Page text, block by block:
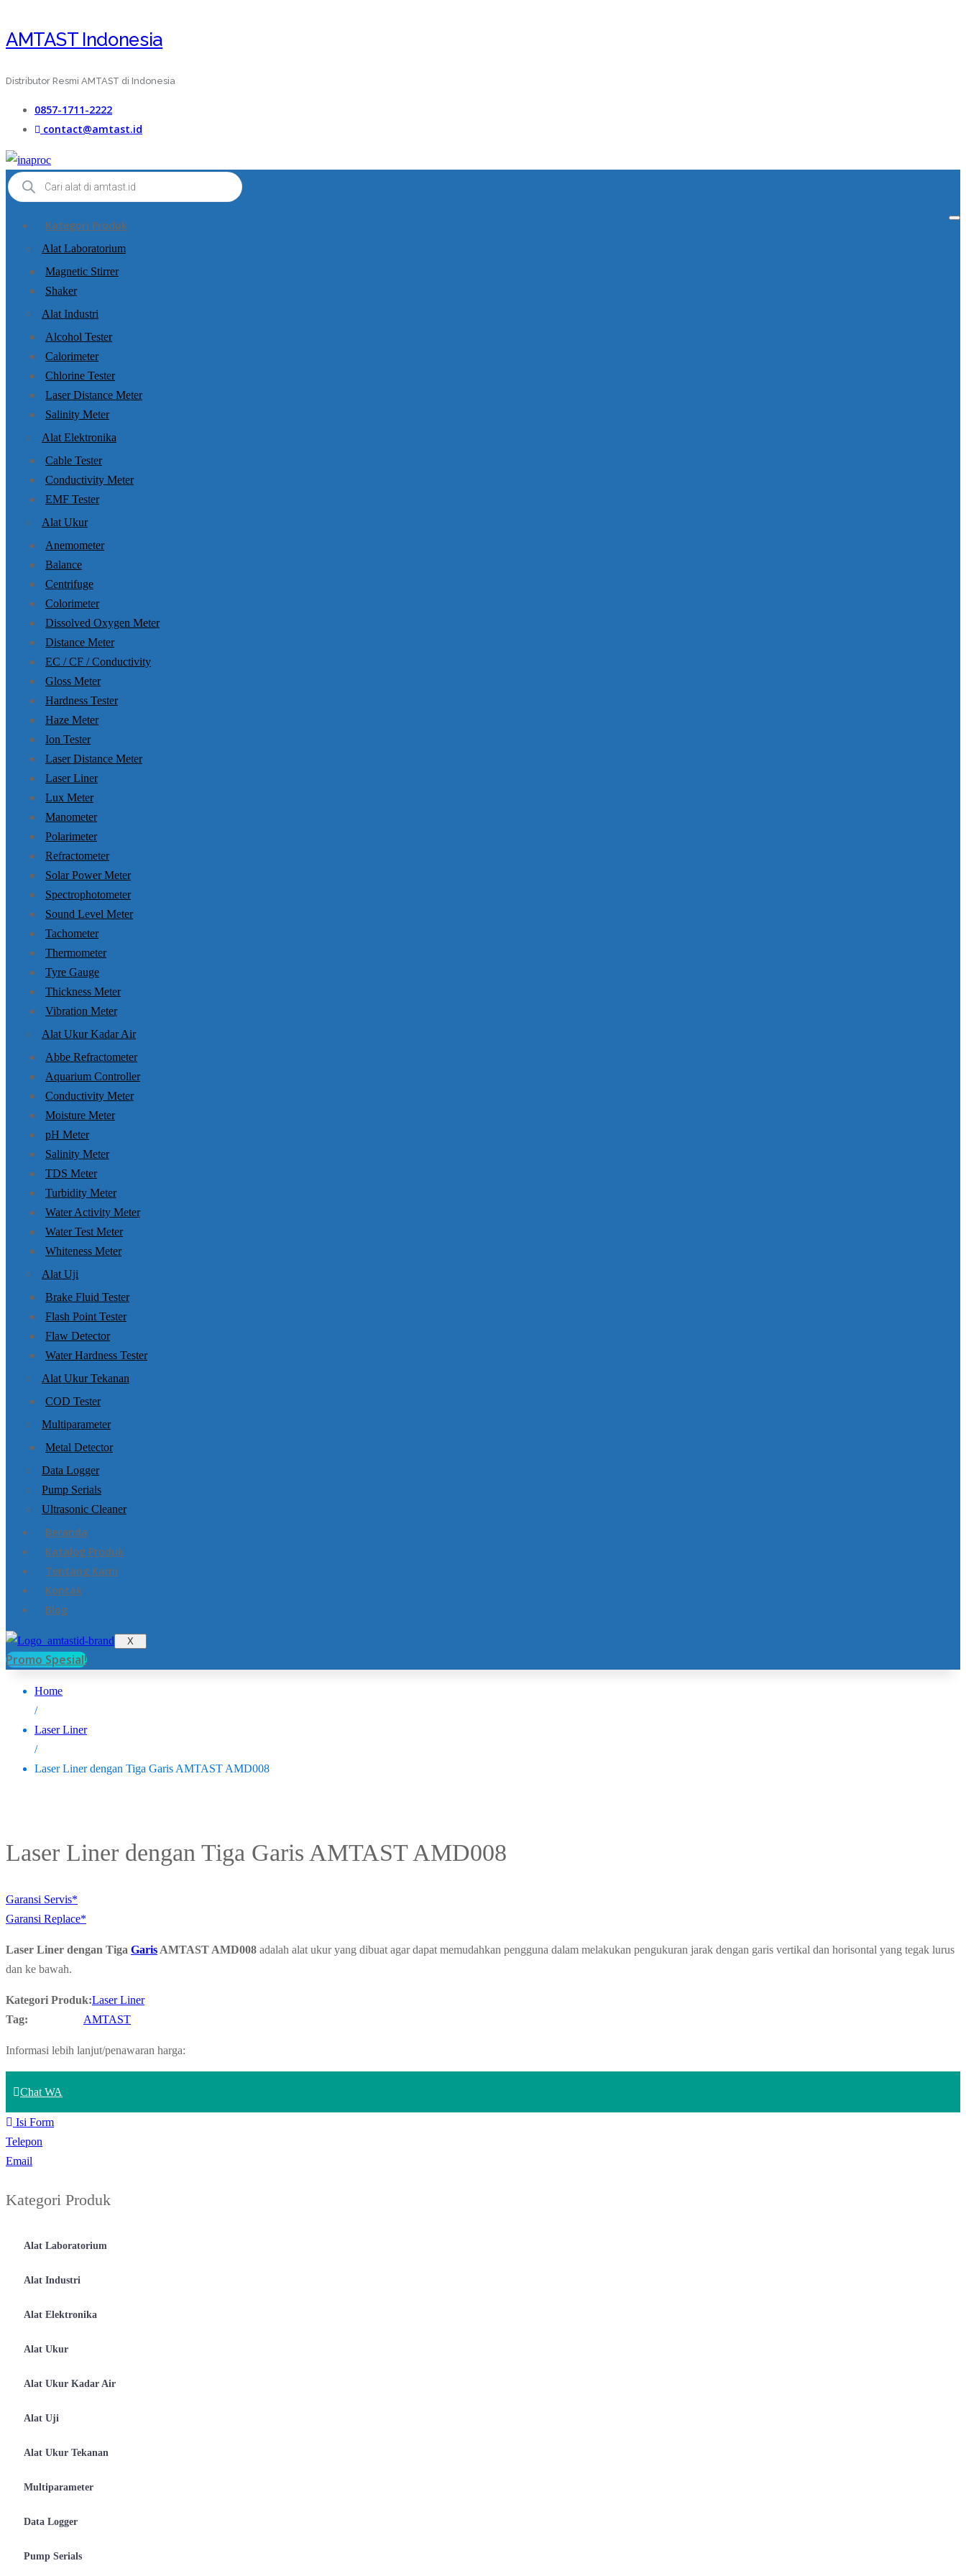
AMTAST Indonesia
Distributor Resmi AMTAST di Indonesia
0857-1711-2222
contact@amtast.id
Products
search
Kategori Produk
Alat Laboratorium
Magnetic Stirrer
Shaker
Alat Industri
Alcohol Tester
Calorimeter
Chlorine Tester
Laser Distance Meter
Salinity Meter
Alat Elektronika
Cable Tester
Conductivity Meter
EMF Tester
Alat Ukur
Anemometer
Balance
Centrifuge
Colorimeter
Dissolved Oxygen Meter
Distance Meter
EC / CF / Conductivity
Gloss Meter
Hardness Tester
Haze Meter
Ion Tester
Laser Distance Meter
Laser Liner
Lux Meter
Manometer
Polarimeter
Refractometer
Solar Power Meter
Spectrophotometer
Sound Level Meter
Tachometer
Thermometer
Tyre Gauge
Thickness Meter
Vibration Meter
Alat Ukur Kadar Air
Abbe Refractometer
Aquarium Controller
Conductivity Meter
Moisture Meter
pH Meter
Salinity Meter
TDS Meter
Turbidity Meter
Water Activity Meter
Water Test Meter
Whiteness Meter
Alat Uji
Brake Fluid Tester
Flash Point Tester
Flaw Detector
Water Hardness Tester
Alat Ukur Tekanan
COD Tester
Multiparameter
Metal Detector
Data Logger
Pump Serials
Ultrasonic Cleaner
Beranda
Katalog Produk
Tentang Kami
Kontak
Blog
X
Promo Spesial!
Home
/
Laser Liner
/
Laser Liner dengan Tiga Garis AMTAST AMD008
Laser Liner dengan Tiga Garis AMTAST AMD008
Garansi Servis*
Garansi Replace*
Laser Liner dengan Tiga Garis AMTAST AMD008 adalah alat ukur yang dibuat agar dapat memudahkan pengguna dalam melakukan pengukuran jarak dengan garis vertikal dan horisontal yang tegak lurus
dan ke bawah.
Kategori Produk:Laser Liner
Tag:
AMTAST
Informasi lebih lanjut/penawaran harga:
Chat WA
Isi Form
Telepon
Email
Kategori Produk
Alat Laboratorium
Alat Industri
Alat Elektronika
Alat Ukur
Alat Ukur Kadar Air
Alat Uji
Alat Ukur Tekanan
Multiparameter
Data Logger
Pump Serials